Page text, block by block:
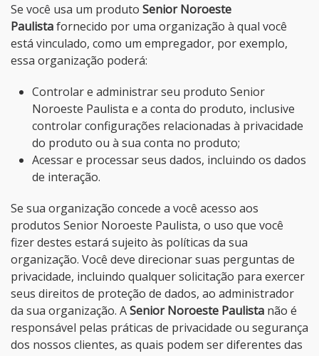
Se você usa um produto Senior Noroeste
Paulistafornecido por uma organização à qual você
está vinculado, como um empregador, por exemplo,
essa organização poderá:
Controlar e administrar seu produto Senior
Noroeste Paulista e a conta do produto, inclusive
controlar configurações relacionadas à privacidade
do produto ou à sua conta no produto;
Acessar e processar seus dados, incluindo os dados
de interação.
Se sua organização concede a você acesso aos
produtos Senior Noroeste Paulista, o uso que você
fizer destes estará sujeito às políticas da sua
organização. Você deve direcionar suas perguntas de
privacidade, incluindo qualquer solicitação para exercer
seus direitos de proteção de dados, ao administrador
da sua organização. ASenior Noroeste Paulista não é
responsável pelas práticas de privacidade ou segurança
dos nossos clientes, as quais podem ser diferentes das